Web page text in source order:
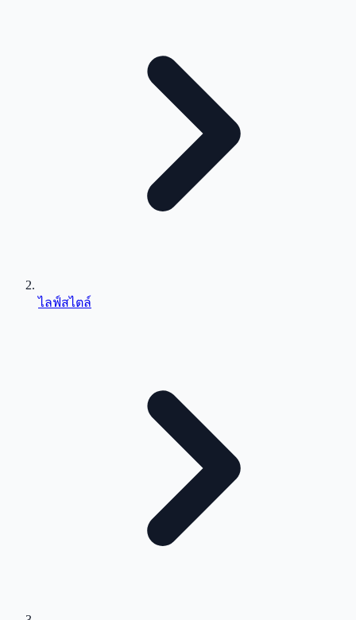
ไลฟ์สไตล์